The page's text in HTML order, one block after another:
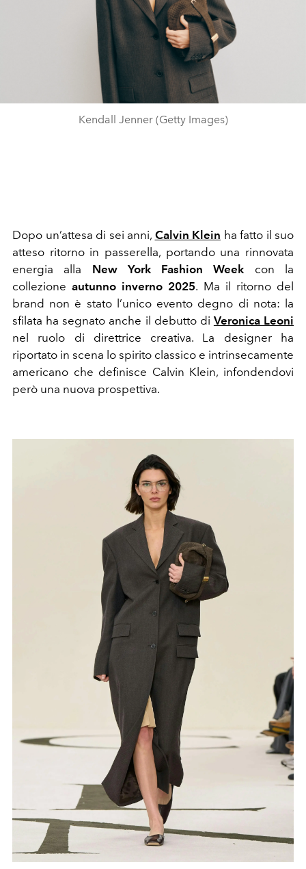
Kendall Jenner (Getty Images)
Dopo un’attesa di sei anni, Calvin Klein ha fatto il suo
atteso ritorno in passerella, portando una rinnovata
energia alla New York Fashion Week con la
collezioneautunno inverno 2025. Ma il ritorno del
brand non è stato l’unico evento degno di nota: la
sfilata ha segnato anche il debutto di Veronica Leoni
nel ruolo di direttrice creativa. La designer ha
riportato in scena lo spirito classico e intrinsecamente
americano che definisce Calvin Klein, infondendovi
però una nuova prospettiva.